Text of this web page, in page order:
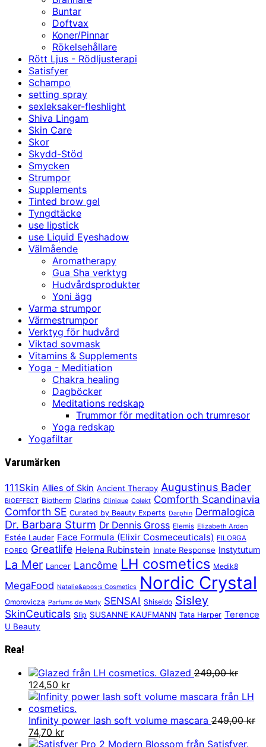
Buntar
Doftvax
Koner/Pinnar
Rökelsehållare
Rött Ljus - Rödljusterapi
Satisfyer
Schampo
setting spray
sexleksaker-fleshlight
Shiva Lingam
Skin Care
Skor
Skydd-Stöd
Smycken
Strumpor
Supplements
Tinted brow gel
Tyngdtäcke
use lipstick
use Liquid Eyeshadow
Välmående
Aromatherapy
Gua Sha verktyg
Hudvårdsprodukter
Yoni ägg
Varma strumpor
Värmestrumpor
Verktyg för hudvård
Viktad sovmask
Vitamins & Supplements
Yoga - Meditiation
Chakra healing
Dagböcker
Meditations redskap
Trummor för meditation och trumresor
Yoga redskap
Yogafiltar
Varumärken
111Skin Allies of Skin Ancient Therapy Augustinus Bader
BIOEFFECT Biotherm Clarins Clinique Colekt Comforth Scandinavia
Comforth SE Curated by Beauty Experts Darphin Dermalogica
Dr. Barbara Sturm Dr Dennis Gross Elemis Elizabeth Arden
Estée Lauder Face Formula (Elixir Cosmeceuticals) FILORGA
FOREO Greatlife Helena Rubinstein Innate Response Instytutum
La Mer Lancer Lancôme LH cosmetics Medik8
MegaFood Natalie&apos;s Cosmetics Nordic Crystal
Omorovicza Parfums de Marly SENSAI Shiseido Sisley
SkinCeuticals Slip SUSANNE KAUFMANN Tata Harper Terence
U Beauty
Rea!
Glazed 249,00kr
Det
ursprungliga
priset
var:
249,00 kr.
124,50 krDet
nuvarande
priset
är:
Infinity power lash soft volume mascara 249,00kr
Det
ursprungliga
74,70 krDet
nuvarande